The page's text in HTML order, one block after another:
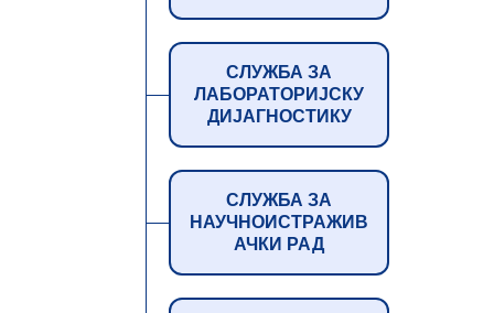
СЛУЖБА ЗА
ЛАБОРАТОРИЈСКУ
ДИЈАГНОСТИКУ
СЛУЖБА ЗА
НАУЧНОИСТРАЖИВ
АЧКИ РАД